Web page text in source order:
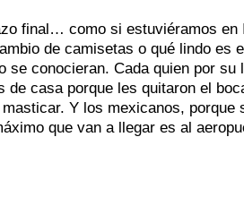
final… como si estuviéramos en
de camisetas o qué lindo es
se conocieran. Cada quien por su
de casa porque les quitaron el
Y los mexicanos, porque
que van a llegar es al